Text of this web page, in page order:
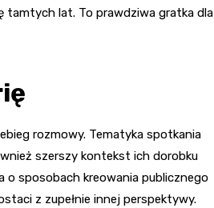
tamtych lat. To prawdziwa gratka dla
rozmowy. Tematyka spotkania
szerszy kontekst ich dorobku
o sposobach kreowania publicznego
z zupełnie innej perspektywy.